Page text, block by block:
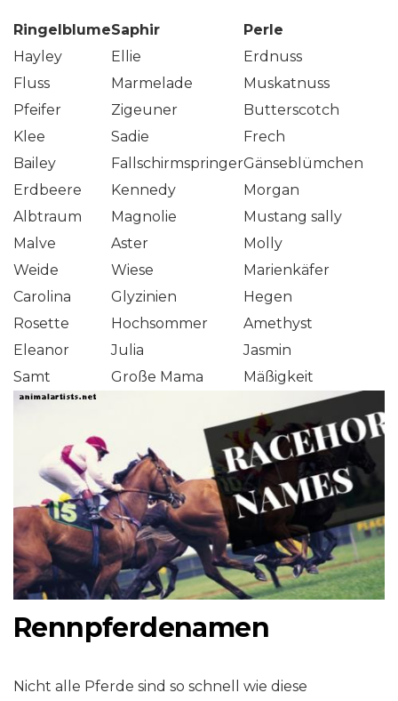
RingelblumeSaphir
Perle
Hayley
Ellie
Erdnuss
Fluss
Marmelade
Muskatnuss
Pfeifer
Zigeuner
Butterscotch
Klee
Sadie
Frech
Bailey
FallschirmspringerGänseblümchen
Erdbeere
Kennedy
Morgan
Albtraum
Magnolie
Mustang sally
Malve
Aster
Molly
Weide
Wiese
Marienkäfer
Carolina
Glyzinien
Hegen
Rosette
Hochsommer
Amethyst
Eleanor
Julia
Jasmin
Samt
Große Mama Mäßigkeit
Rennpferdenamen
Nicht alle Pferde sind so schnell wie diese